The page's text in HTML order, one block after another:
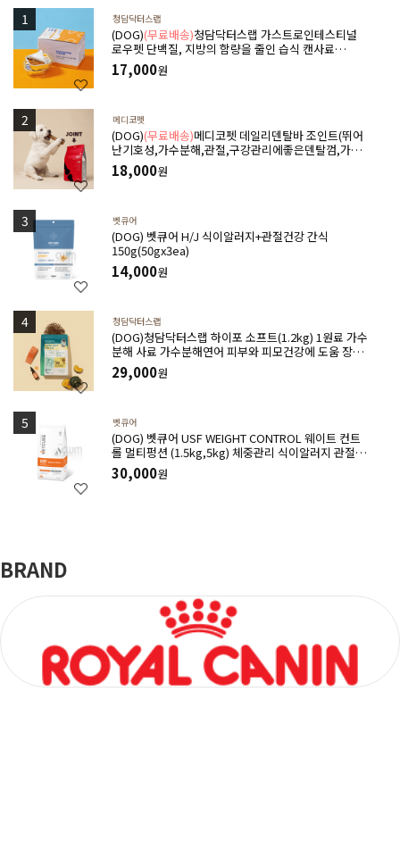
청담닥터스랩
(DOG)(무료배송)청담닥터스랩 가스트로인테스티널
로우펫 단백질, 지방의 함량을 줄인 습식 캔사료
600g(100gx6ea) 저지방처방습식,췌장염 ,소화기질
환,고지혈증,담낭슬러지
17,000원
메디코펫
(DOG)(무료배송)메디코펫 데일리덴탈바 조인트(뛰어
난기호성,가수분해,관절,구강관리에좋은덴탈껌,가수
18,000원
벳큐어
(DOG) 벳큐어 H/J 식이알러지+관절건강 간식
150g(50gx3ea)
14,000원
청담닥터스랩
(DOG)청담닥터스랩 하이포 소프트(1.2kg) 1원료 가수
분해 사료 가수분해연어 피부와 피모건강에 도움 장건
강 긴장완화 부드러운식감
29,000원
벳큐어
(DOG) 벳큐어 USF WEIGHT CONTROL 웨이트 컨트
롤 멀티펑션 (1.5kg,5kg) 체중관리 식이알러지 관절건
강 아토피완화 위장관질환에 도움
30,000원
BRAND